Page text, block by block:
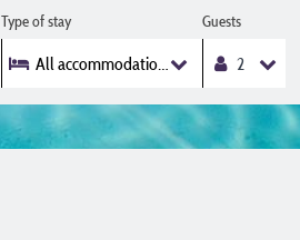
Type of stay
All accommodations
Guests